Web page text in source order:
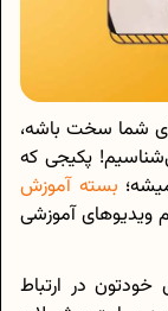
شما سخت باشه،
پکیجی که
بسته‌ آموزش
آموزشی
در ارتباط